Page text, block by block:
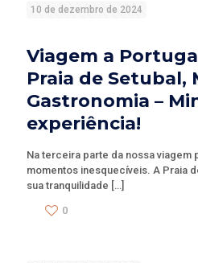
10 de dezembro de 2024
Viagem a
Praia de Setubal,
Gastronomia –
experiência!
Na terceira parte da nossa viagem
momentos inesquecíveis. A Praia
sua tranquilidade […]
0